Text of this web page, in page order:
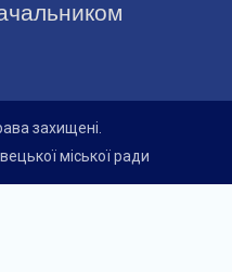
захищені.
міської ради